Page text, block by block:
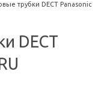
трубки DECT Panasonic
DECT